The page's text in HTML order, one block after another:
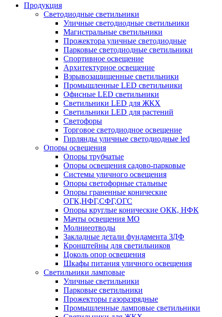
Продукция
Светодиодные светильники
Уличные светодиодные светильники
Магистральные светильники
Прожектора уличные светодиодные
Парковые светодиодные светильники
Спортивное освещение
Архитектурное освещение
Взрывозащищенные светильники
Промышленные LED светильники
Офисные LED светильники
Cветильники LED для ЖКХ
Светильники LED для растений
Светофоры
Торговое светодиодное освещение
Гирлянды уличные светодиодные led
Опоры освещения
Опоры трубчатые
Опоры освещения садово-парковые
Системы уличного освещения
Опоры светофорные стальные
Опоры граненные конические
ОГК,НФГ,СФГ,ОГС
Опоры круглые конические ОКК, НФК
Мачты освещения МО
Молниеотводы
Закладные детали фундамента ЗДФ
Кронштейны для светильников
Цоколь опор освещения
Шкафы питания уличного освещения
Светильники ламповые
Уличные светильники
Парковые светильники
Прожекторы газоразрядные
Промышленные ламповые светильники